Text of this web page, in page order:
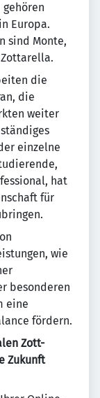
Europa.
sind Monte,
Zottarella.
die
die
weiter
einzelne
hat
für
wie
besonderen
eine
fördern.
Zott-
Zukunft